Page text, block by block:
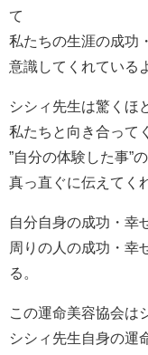
て
私たちの生涯の成功
意識してくれている
シシィ先生は驚くほ
私たちと向き合って
”自分の体験した事”
真っ直ぐに伝えてく
自分自身の成功・幸
周りの人の成功・幸
る。
この運命美容協会は
シシィ先生自身の